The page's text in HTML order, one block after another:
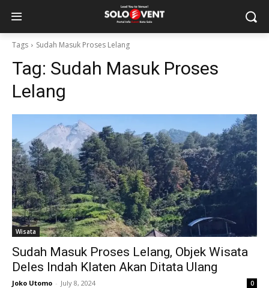
Tags Sudah Masuk Proses Lelang
Tag: Sudah Masuk Proses
Lelang
Wisata
Sudah Masuk Proses Lelang, Objek Wisata
Deles Indah Klaten Akan Ditata Ulang
Joko Utomo - July 8, 2024 0